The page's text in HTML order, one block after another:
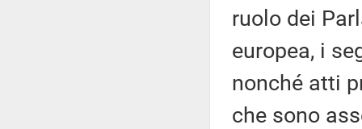
ruolo dei
europea, i
nonché atti
che sono